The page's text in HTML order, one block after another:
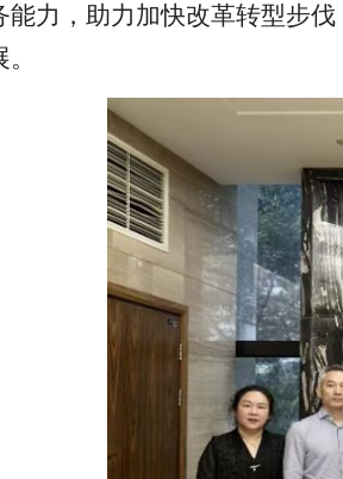
能力，助力加快改革转型步